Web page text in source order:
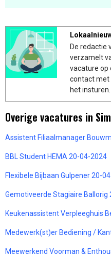
De redactie
verzamelt
vacature op
contact met
het insturen.
Overige vacatures in
Assistent Filiaalmanager
BBL Student HEMA 20-04-2024
Flexibele Bijbaan Gulpener 20-
Gemotiveerde Stagiaire Ballorig
Keukenassistent Verpleeghuis
Medewerk(st)er Bediening /
Meewerkend Voorman &